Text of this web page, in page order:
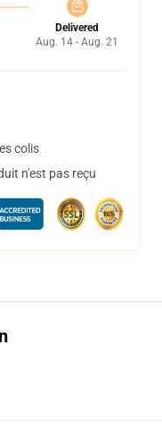
Delivered
Aug. 14 - Aug. 21
colis
n'est pas reçu